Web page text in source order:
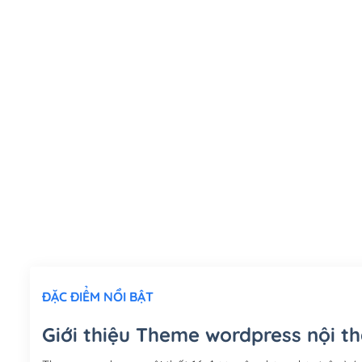
ĐẶC ĐIỂM NỔI BẬT
Giới thiệu Theme wordpress nội